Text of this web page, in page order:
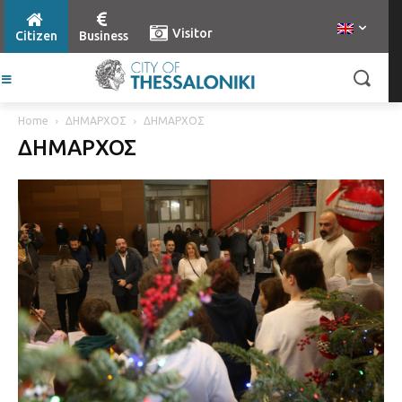
Citizen Business Visitor
Home ΔΗΜΑΡΧΟΣ ΔΗΜΑΡΧΟΣ
ΔΗΜΑΡΧΟΣ